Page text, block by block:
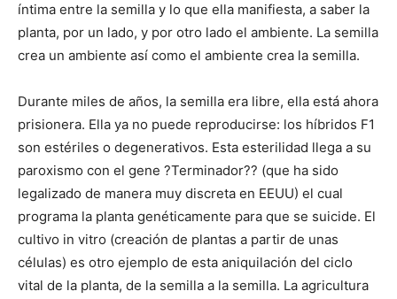
íntima entre la semilla y lo que ella manifiesta, a saber la
planta, por un lado, y por otro lado el ambiente. La semilla
crea un ambiente así como el ambiente crea la semilla.
Durante miles de años, la semilla era libre, ella está ahora
prisionera. Ella ya no puede reproducirse: los híbridos F1
son estériles o degenerativos. Esta esterilidad llega a su
paroxismo con el gene ?Terminador?? (que ha sido
legalizado de manera muy discreta en EEUU) el cual
programa la planta genéticamente para que se suicide. El
cultivo in vitro (creación de plantas a partir de unas
células) es otro ejemplo de esta aniquilación del ciclo
vital de la planta, de la semilla a la semilla. La agricultura